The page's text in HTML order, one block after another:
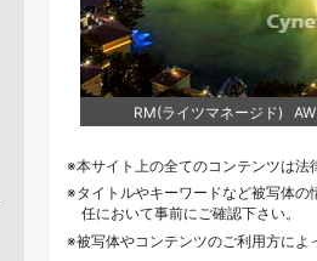
RM(ライツマネージド)
本サイト上の全てのコンテンツは
タイトルやキーワードなど被写体
任において事前にご確認下さい。
被写体やコンテンツのご利用方に